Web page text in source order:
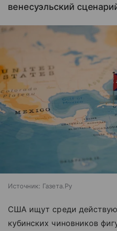
венесуэльский
Источник: Газета.Ру
США ищут среди
кубинских чиновников